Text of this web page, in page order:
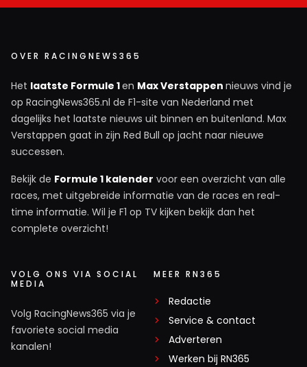
OVER RACINGNEWS365
Het laatste Formule 1en Max Verstappen nieuws vind je
op RacingNews365.nl de F1-site van Nederland met
dagelijks het laatste nieuws uit binnen en buitenland. Max
Verstappen gaat in zijn Red Bull op jacht naar nieuwe
successen.
Bekijk de Formule 1 kalender voor een overzicht van alle
races, met uitgebreide informatie van de races en real-
time informatie. Wil je F1 op TV kijken bekijk dan het
complete overzicht!
VOLG ONS VIA SOCIAL
MEDIA
Volg RacingNews365 via je
favoriete social media
kanalen!
MEER RN365
Redactie
Service & contact
Adverteren
Werken bij RN365